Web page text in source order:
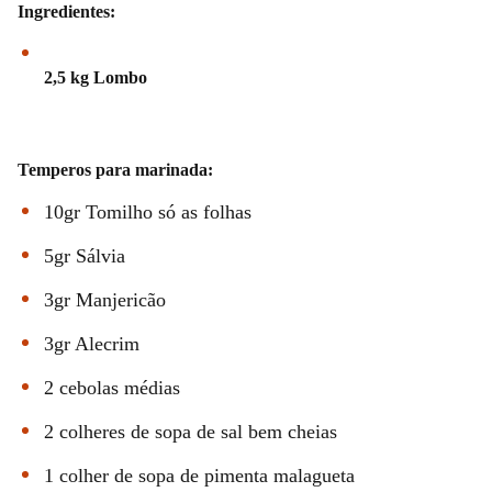
Ingredientes:
2,5 kg Lombo
Temperos para marinada:
10gr Tomilho só as folhas
5gr Sálvia
3gr Manjericão
3gr Alecrim
2 cebolas médias
2 colheres de sopa de sal bem cheias
1 colher de sopa de pimenta malagueta